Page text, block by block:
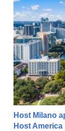
Host Milano
Host America